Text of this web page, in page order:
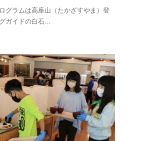
グラムは高座山（たかざすやま）登
ガイドの白石...